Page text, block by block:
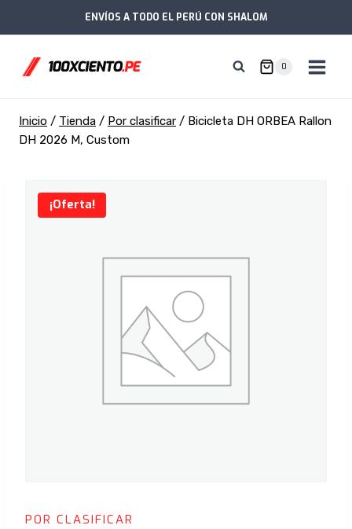
al
ENVÍOS A TODO EL PERÚ CON SHALOM
0
Inicio / Tienda / Por clasificar / Bicicleta DH ORBEA Rallon
DH 2026 M, Custom
¡Oferta!
POR CLASIFICAR